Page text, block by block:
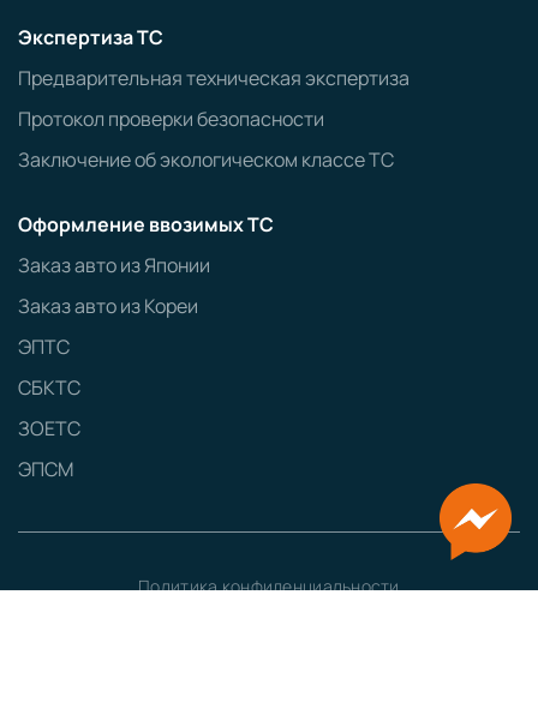
Экспертиза ТС
Предварительная техническая экспертиза
Протокол проверки безопасности
Заключение об экологическом классе ТС
Оформление ввозимых ТС
Заказ авто из Японии
Заказ авто из Кореи
ЭПТС
СБКТС
ЗОЕТС
ЭПСМ
Политика конфиденциальности